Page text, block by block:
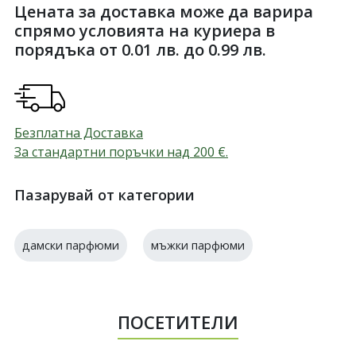
Цената за доставка може да варира
спрямо условията на куриера в
порядъка от 0.01 лв. до 0.99 лв.
Безплатна Доставка
За стандартни поръчки над 200 €.
Пазарувай от категории
дамски парфюми мъжки парфюми
ПОСЕТИТЕЛИ